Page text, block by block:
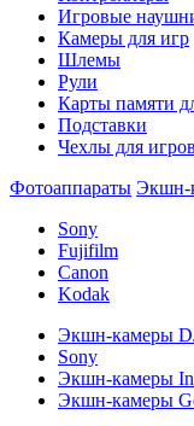
Игровые
Камеры для игр
Шлемы
Рули
Карты памяти
Подставки
Чехлы для
Фотоаппараты Экшн-
Sony
Fujifilm
Canon
Kodak
Экшн-камеры
Sony
Экшн-камеры
Экшн-камеры